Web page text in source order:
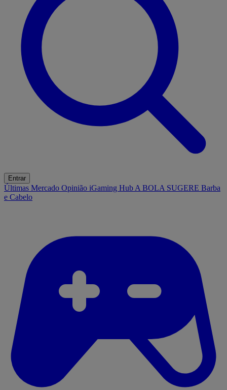
Entrar
Últimas Mercado Opinião iGaming Hub A BOLA SUGERE Barba
e Cabelo